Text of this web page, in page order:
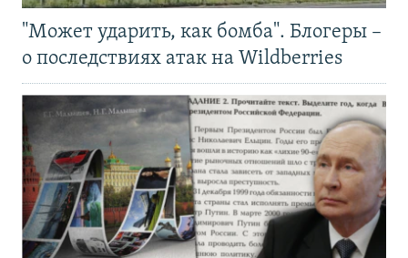
"Может ударить, как бомба". Блогеры –
о последствиях атак на Wildberries